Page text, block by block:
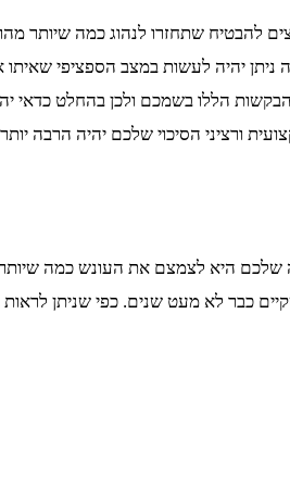
להבטיח שתחזרו לנהוג כמה שיותר
ניתן יהיה לעשות במצב הספציפי
הללו בשמכם ולכן בהחלט כדאי
ורציני הסיכוי שלכם יהיה הרבה
היא לצמצם את העונש כמה שיותר,
לא מעט שנים. כפי שניתן לראות